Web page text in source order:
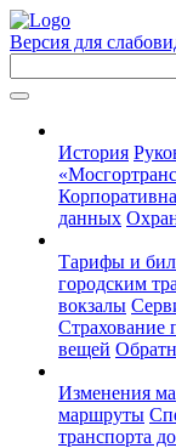
Версия для
История
данных
Тарифы и
городским
вокзалы
Страхование
вещей
Изменения
маршруты
транспорта